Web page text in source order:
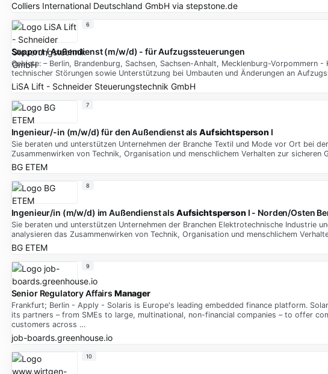
Colliers International Deutschland GmbHvia stepstone.de
Support / Außendienst (m/w/d) - für Aufzugssteuerungen
Gebiete: – Berlin, Brandenburg, Sachsen, Sachsen-Anhalt, Mecklenburg-Vorpommern
technischer Störungen sowie Unterstützung bei Umbauten und Änderungen an
LiSA Lift - Schneider Steuerungstechnik GmbH
6
Ingenieur/-in (m/w/d) für den Außendienst alsAufsichtspersonI
Sie beraten und unterstützen Unternehmen der Branche Textil und Mode vor Ort bei
Zusammenwirken von Technik, Organisation und menschlichem Verhalten zur sicheren
BG ETEM
7
Ingenieur/in (m/w/d) im Außendienst als AufsichtspersonI - Norden/Osten
Sie beraten und unterstützen Unternehmen der Branchen Elektrotechnische Industrie
analysieren das Zusammenwirken von Technik, Organisation und menschlichem
BG ETEM
8
Senior Regulatory Affairs Manager
Frankfurt; Berlin - Apply - Solaris is Europe's leading embedded finance platform.
its partners – from SMEs to large, multinational, non-financial companies – to offer
customers across …
job-boards.greenhouse.io
9
10